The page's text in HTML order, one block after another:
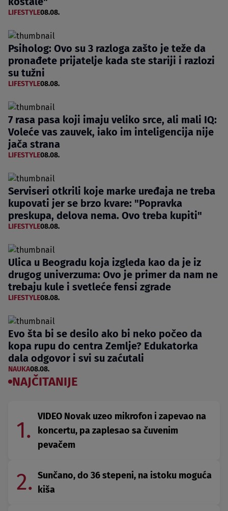
LIFESTYLE08.08.
Psiholog: Ovo su 3 razloga zašto je teže da
pronađete prijatelje kada ste stariji i razlozi
su tužni
LIFESTYLE08.08.
7 rasa pasa koji imaju veliko srce, ali mali IQ:
Voleće vas zauvek, iako im inteligencija nije
jača strana
LIFESTYLE08.08.
Serviseri otkrili koje marke uređaja ne treba
kupovati jer se brzo kvare: "Popravka
preskupa, delova nema. Ovo treba kupiti"
LIFESTYLE08.08.
Ulica u Beogradu koja izgleda kao da je iz
drugog univerzuma: Ovo je primer da nam ne
trebaju kule i svetleće fensi zgrade
LIFESTYLE08.08.
Evo šta bi se desilo ako bi neko počeo da
kopa rupu do centra Zemlje? Edukatorka
dala odgovor i svi su zaćutali
NAUKA08.08.
NAJČITANIJE
1.
VIDEO Novak uzeo mikrofon i zapevao na
koncertu, pa zaplesao sa čuvenim
pevačem
2. Sunčano, do 36 stepeni, na istoku moguća
kiša